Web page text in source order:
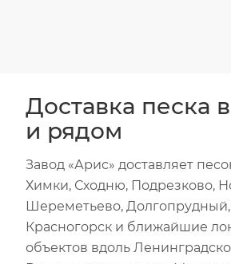
Доставка песка
и рядом
Завод «Арис» доставляет
Химки, Сходню, Подрезково,
Шереметьево,
Красногорск и ближайшие
объектов вдоль